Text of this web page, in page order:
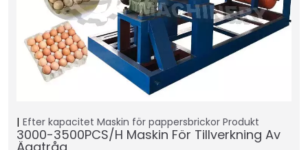
Efter kapacitet Maskin för pappersbrickor Produkt
3000-3500PCS/H Maskin För Tillverkning Av